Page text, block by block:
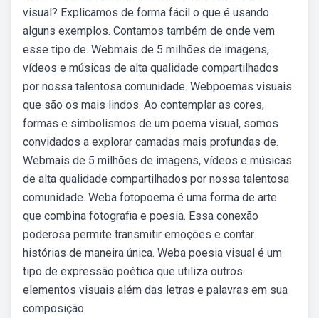
visual? Explicamos de forma fácil o que é usando
alguns exemplos. Contamos também de onde vem
esse tipo de. Webmais de 5 milhões de imagens,
vídeos e músicas de alta qualidade compartilhados
por nossa talentosa comunidade. Webpoemas visuais
que são os mais lindos. Ao contemplar as cores,
formas e simbolismos de um poema visual, somos
convidados a explorar camadas mais profundas de.
Webmais de 5 milhões de imagens, vídeos e músicas
de alta qualidade compartilhados por nossa talentosa
comunidade. Weba fotopoema é uma forma de arte
que combina fotografia e poesia. Essa conexão
poderosa permite transmitir emoções e contar
histórias de maneira única. Weba poesia visual é um
tipo de expressão poética que utiliza outros
elementos visuais além das letras e palavras em sua
composição.